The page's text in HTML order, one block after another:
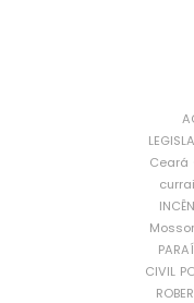
Ceará
CIVIL